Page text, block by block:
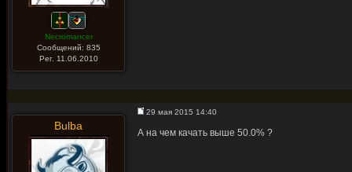
Necromancer
Сообщений: 835
Рег. 11.06.2010
Bulba
29 мая 2015 14:40
А на чем качать выше 50.0% ?